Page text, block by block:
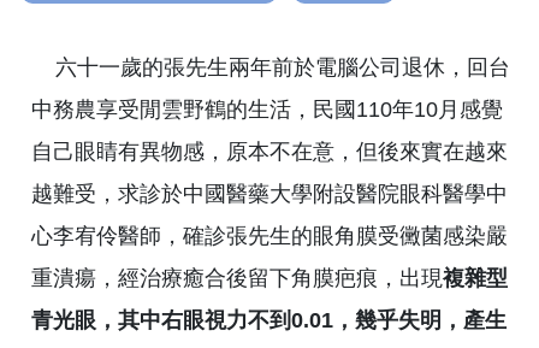
六十一歲的張先生兩年前於電腦公司退休，回台
中務農享受閒雲野鶴的生活，民國110年10月感覺
自己眼睛有異物感，原本不在意，但後來實在越來
越難受，求診於中國醫藥大學附設醫院眼科醫學中
心李宥伶醫師，確診張先生的眼角膜受黴菌感染嚴
重潰瘍，經治療癒合後留下角膜疤痕，出現複雜型
青光眼，其中右眼視力不到0.01，幾乎失明，產生